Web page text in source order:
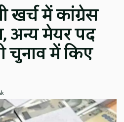
खर्च में कांग्रेस
अन्य मेयर पद
चुनाव में किए